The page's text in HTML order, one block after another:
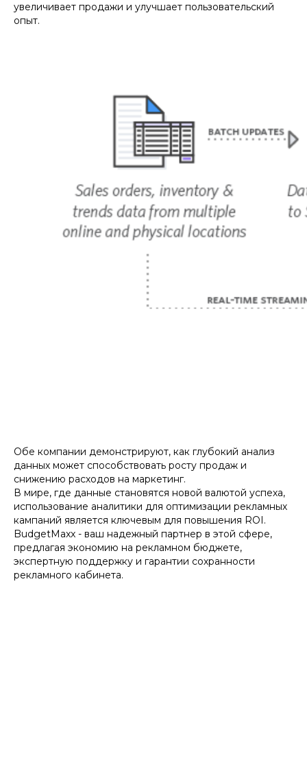
увеличивает продажи и улучшает пользовательский
опыт.
Обе компании демонстрируют, как глубокий анализ
данных может способствовать росту продаж и
снижению расходов на маркетинг.
В мире, где данные становятся новой валютой успеха,
использование аналитики для оптимизации рекламных
кампаний является ключевым для повышения ROI.
BudgetMaxx - ваш надежный партнер в этой сфере,
предлагая экономию на рекламном бюджете,
экспертную поддержку и гарантии сохранности
рекламного кабинета.